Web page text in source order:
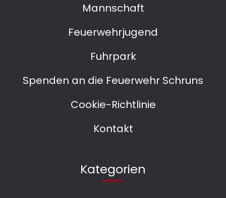
Mannschaft
Feuerwehrjugend
Fuhrpark
Spenden an die Feuerwehr Schruns
Cookie-Richtlinie
Kontakt
Kategorien